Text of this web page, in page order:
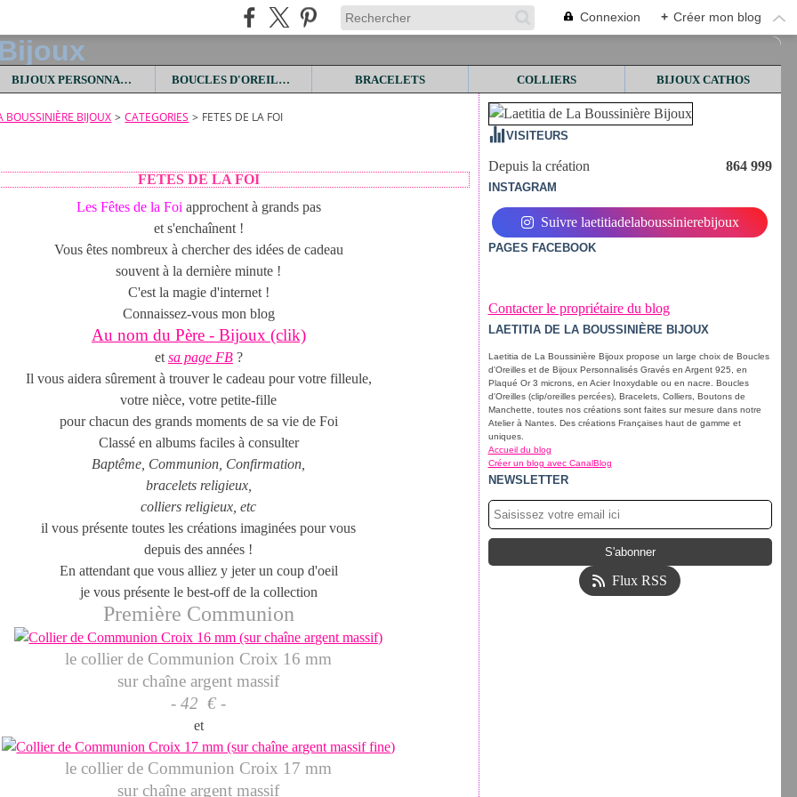
Connexion + Créer mon blog
BIJOUX PERSONNALISES BOUCLES D'OREILLES BRACELETS COLLIERS BIJOUX CATHOS
BOUSSINIÈRE BIJOUX > CATEGORIES > FETES DE LA FOI
FETES DE LA FOI
Les Fêtes de la Foi approchent à grands pas
et s'enchaînent !
Vous êtes nombreux à chercher des idées de cadeau
souvent à la dernière minute !
C'est la magie d'internet !
Connaissez-vous mon blog
Au nom du Père - Bijoux (clik)
et sa page FB?
Il vous aidera sûrement à trouver le cadeau pour votre filleule,
votre nièce, votre petite-fille
pour chacun des grands moments de sa vie de Foi
Classé en albums faciles à consulter
Baptême, Communion, Confirmation,
bracelets religieux,
colliers religieux, etc
il vous présente toutes les créations imaginées pour vous
depuis des années !
En attendant que vous alliez y jeter un coup d'oeil
je vous présente le best-off de la collection
Première Communion
le collier de Communion Croix 16 mm
sur chaîne argent massif
- 42 € -
et
le collier de Communion Croix 17 mm
sur chaîne argent massif
VISITEURS
Depuis la création 864 999
INSTAGRAM
Suivre laetitiadelaboussinierebijoux
PAGES FACEBOOK
Contacter le propriétaire du blog
LAETITIA DE LA BOUSSINIÈRE BIJOUX
Laetitia de La Boussinière Bijoux propose un large choix de Boucles
d'Oreilles et de Bijoux Personnalisés Gravés en Argent 925, en
Plaqué Or 3 microns, en Acier Inoxydable ou en nacre. Boucles
d'Oreilles (clip/oreilles percées), Bracelets, Colliers, Boutons de
Manchette, toutes nos créations sont faites sur mesure dans notre
Atelier à Nantes. Des créations Françaises haut de gamme et
uniques.
Accueil du blog
Créer un blog avec CanalBlog
NEWSLETTER
Flux RSS